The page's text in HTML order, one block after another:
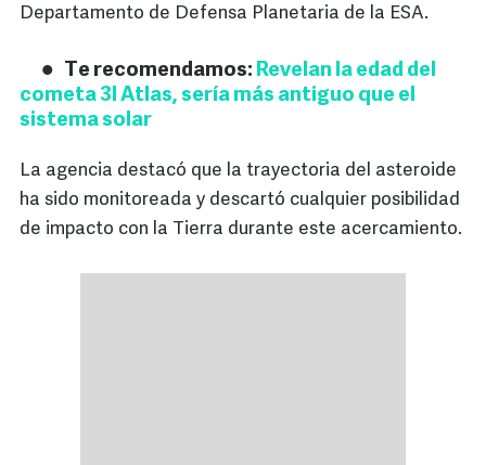
Departamento de Defensa Planetaria de la ESA.
Te recomendamos: Revelan la edad del
cometa 3I Atlas, sería más antiguo que el
sistema solar
La agencia destacó que la trayectoria del asteroide
ha sido monitoreada y descartó cualquier posibilidad
de impacto con la Tierra durante este acercamiento.